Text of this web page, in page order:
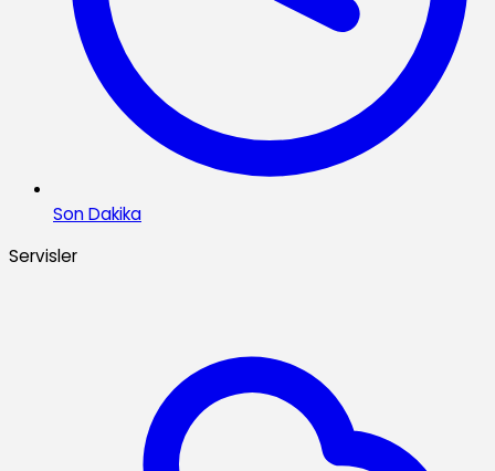
Son Dakika
Servisler